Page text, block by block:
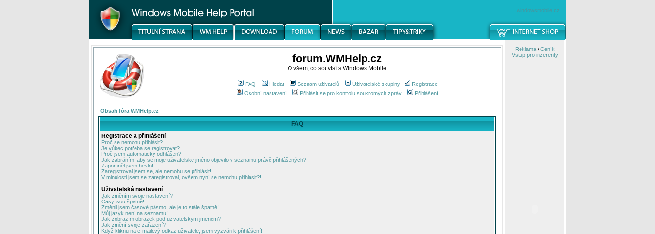
windowsmobile.cz
forum.WMHelp.cz
O všem, co souvisí s Windows Mobile
FAQ Hledat Seznam uživatelů Uživatelské skupiny
Registrace
Osobní nastavení
Přihlásit se pro kontrolu soukromých zpráv Přihlášení
Obsah fóra WMHelp.cz
FAQ
Registrace a přihlášení
Proč se nemohu přihlásit?
Je vůbec potřeba se registrovat?
Proč jsem automaticky odhlášen?
Jak zabráním, aby se moje uživatelské jméno objevilo v seznamu právě přihlášených?
Zapomněl jsem heslo!
Zaregistroval jsem se, ale nemohu se přihlásit!
V minulosti jsem se zaregistroval, ovšem nyní se nemohu přihlásit?!
Uživatelská nastavení
Jak změním svoje nastavení?
Časy jsou špatně!
Změnil jsem časové pásmo, ale je to stále špatně!
Můj jazyk není na seznamu!
Jak zobrazím obrázek pod uživatelským jménem?
Jak změní svoje zařazení?
Když kliknu na e-mailový odkaz uživatele, jsem vyzván k přihlášení!
Reklama/ Ceník
Vstup pro inzerenty